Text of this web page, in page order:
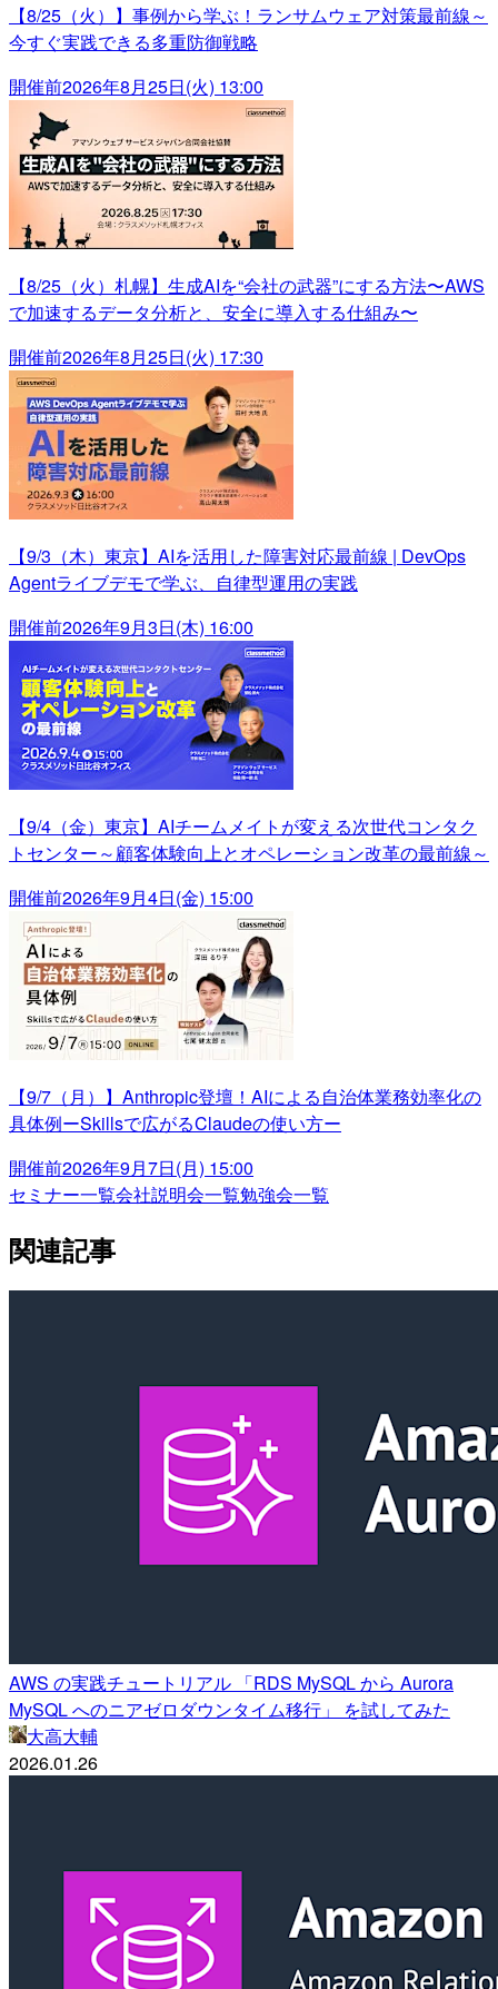
【8/25（火）】事例から学ぶ！ランサムウェア対策最前線～
今すぐ実践できる多重防御戦略
開催前2026年8月25日(火) 13:00
【8/25（火）札幌】生成AIを“会社の武器”にする方法〜AWS
で加速するデータ分析と、安全に導入する仕組み〜
開催前2026年8月25日(火) 17:30
【9/3（木）東京】AIを活用した障害対応最前線 | DevOps
Agentライブデモで学ぶ、自律型運用の実践
開催前2026年9月3日(木) 16:00
【9/4（金）東京】AIチームメイトが変える次世代コンタク
トセンター～顧客体験向上とオペレーション改革の最前線～
開催前2026年9月4日(金) 15:00
【9/7（月）】Anthropic登壇！AIによる自治体業務効率化の
具体例ーSkillsで広がるClaudeの使い方ー
開催前2026年9月7日(月) 15:00
セミナー一覧会社説明会一覧勉強会一覧
関連記事
AWS の実践チュートリアル 「RDS MySQL から Aurora
MySQL へのニアゼロダウンタイム移行」 を試してみた
大高大輔
2026.01.26